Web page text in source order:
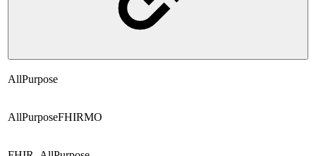
AllPurpose
AllPurposeFHIRMO